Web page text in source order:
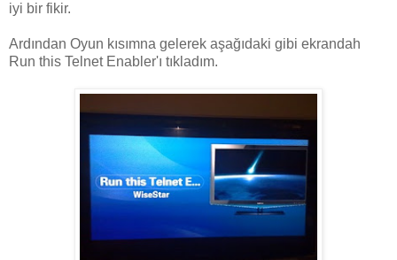
iyi bir fikir.
Ardından Oyun kısımna gelerek aşağıdaki gibi ekrandah
Run this Telnet Enabler'ı tıkladım.